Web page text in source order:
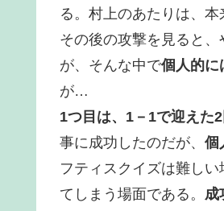
る。村上のあたりは、
その後の攻撃を見ると
が、そんな中で個人的に
が…
1つ目は、1－1で迎えた
事に成功したのだが、 個
フティスクイズは難し
てしまう場面である。 成